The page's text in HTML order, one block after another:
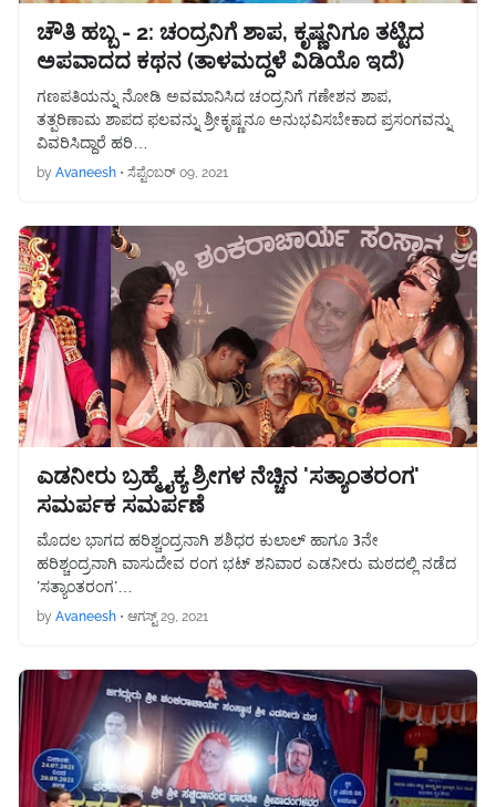
ಚೌತಿ ಹಬ್ಬ - 2: ಚಂದ್ರನಿಗೆ ಶಾಪ, ಕೃಷ್ಣನಿಗೂ ತಟ್ಟಿದ
ಅಪವಾದದ ಕಥನ (ತಾಳಮದ್ದಳೆ ವಿಡಿಯೊ ಇದೆ)
ಗಣಪತಿಯನ್ನು ನೋಡಿ ಅವಮಾನಿಸಿದ ಚಂದ್ರನಿಗೆ ಗಣೇಶನ ಶಾಪ,
ತತ್ಪರಿಣಾಮ ಶಾಪದ ಫಲವನ್ನು ಶ್ರೀಕೃಷ್ಣನೂ ಅನುಭವಿಸಬೇಕಾದ ಪ್ರಸಂಗವನ್ನು
ವಿವರಿಸಿದ್ದಾರೆ ಹರಿ…
by Avaneesh • ಸೆಪ್ಟೆಂಬರ್ 09, 2021
ಎಡನೀರು ಬ್ರಹ್ಮೈಕ್ಯ ಶ್ರೀಗಳ ನೆಚ್ಚಿನ 'ಸತ್ಯಾಂತರಂಗ'
ಸಮರ್ಪಕ ಸಮರ್ಪಣೆ
ಮೊದಲ ಭಾಗದ ಹರಿಶ್ಚಂದ್ರನಾಗಿ ಶಶಿಧರ ಕುಲಾಲ್ ಹಾಗೂ 3ನೇ
ಹರಿಶ್ಚಂದ್ರನಾಗಿ ವಾಸುದೇವ ರಂಗ ಭಟ್ ಶನಿವಾರ ಎಡನೀರು ಮಠದಲ್ಲಿ ನಡೆದ
'ಸತ್ಯಾಂತರಂಗ'…
by Avaneesh • ಆಗಸ್ಟ್ 29, 2021